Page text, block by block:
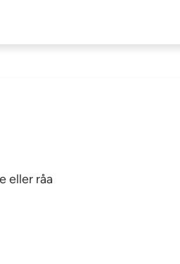
eller råa